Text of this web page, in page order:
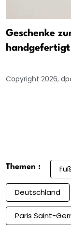
Geschenke
handgefertigt
Copyright 2026,
Themen :
Deutschland
Paris Saint-